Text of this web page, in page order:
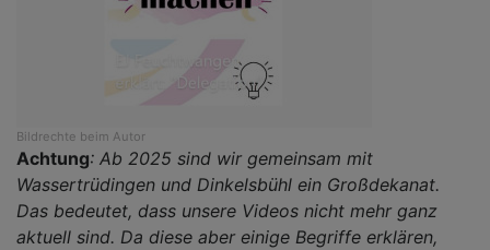
Bildrechte beim Autor
Achtung: Ab 2025 sind wir gemeinsam mit
Wassertrüdingen und Dinkelsbühl ein Großdekanat.
Das bedeutet, dass unsere Videos nicht mehr ganz
aktuell sind. Da diese aber einige Begriffe erklären,